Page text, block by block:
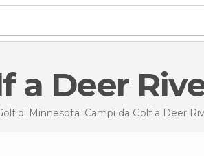
a Deer
di Minnesota Campi da Golf a Deer